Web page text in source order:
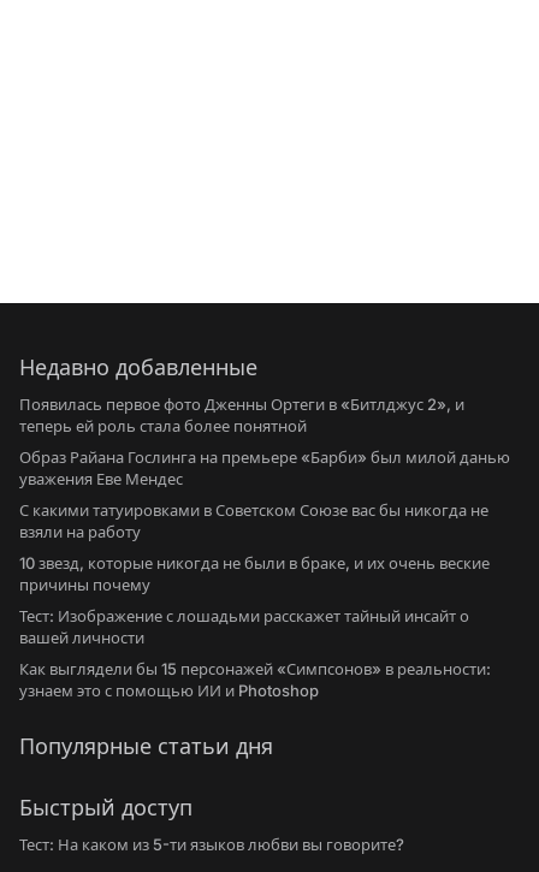
Недавно добавленные
Появилась первое фото Дженны Ортеги в «Битлджус 2», и
теперь ей роль стала более понятной
Образ Райана Гослинга на премьере «Барби» был милой данью
уважения Еве Мендес
С какими татуировками в Советском Союзе вас бы никогда не
взяли на работу
10 звезд, которые никогда не были в браке, и их очень веские
причины почему
Тест: Изображение с лошадьми расскажет тайный инсайт о
вашей личности
Как выглядели бы 15 персонажей «Симпсонов» в реальности:
узнаем это с помощью ИИ и Photoshop
Популярные статьи дня
Быстрый доступ
Тест: На каком из 5-ти языков любви вы говорите?